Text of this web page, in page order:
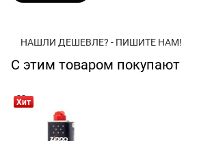
НАШЛИ ДЕШЕВЛЕ? - ПИШИТЕ НАМ!
С этим товаром покупают
Хит